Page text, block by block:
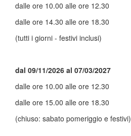
dalle ore 10.00 alle ore 12.30
dalle ore 14.30 alle ore 18.30
(tutti i giorni - festivi inclusi)
dal 09/11/2026 al 07/03/2027
dalle ore 10.00 alle ore 12.30
dalle ore 15.00 alle ore 18.30
(chiuso: sabato pomeriggio e festivi)